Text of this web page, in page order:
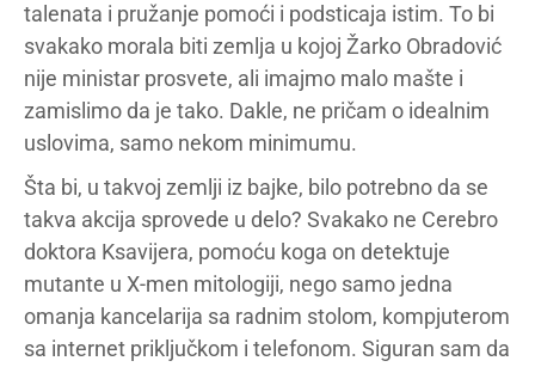
talenata i pružanje pomoći i podsticaja istim. To bi
svakako morala biti zemlja u kojoj Žarko Obradović
nije ministar prosvete, ali imajmo malo mašte i
zamislimo da je tako. Dakle, ne pričam o idealnim
uslovima, samo nekom minimumu.
Šta bi, u takvoj zemlji iz bajke, bilo potrebno da se
takva akcija sprovede u delo? Svakako ne Cerebro
doktora Ksavijera, pomoću koga on detektuje
mutante u X-men mitologiji, nego samo jedna
omanja kancelarija sa radnim stolom, kompjuterom
sa internet priključkom i telefonom. Siguran sam da